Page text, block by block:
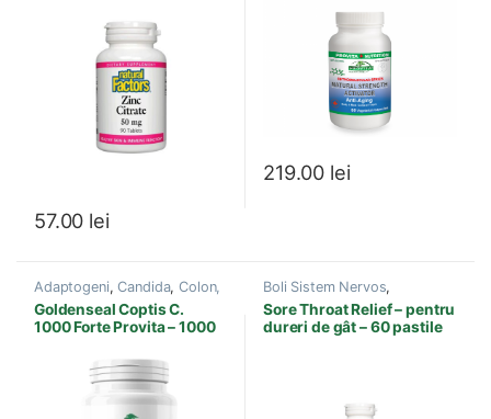
57.00 lei
219.00 lei
Adaptogeni,Candida,Colon,
Intestine
Diabet Imunitate
Infectii urinare,Produse
Provita Nutrition
Goldenseal Coptis C.
1000 Forte Provita – 1000
Boli Sistem Nervos,
Imunitate
Infectii cu Virusi-
Bacterii,Produse Natural
Factors,Prostata,Sistem
Sore Throat Relief – pentru
dureri de gât – 60 pastile